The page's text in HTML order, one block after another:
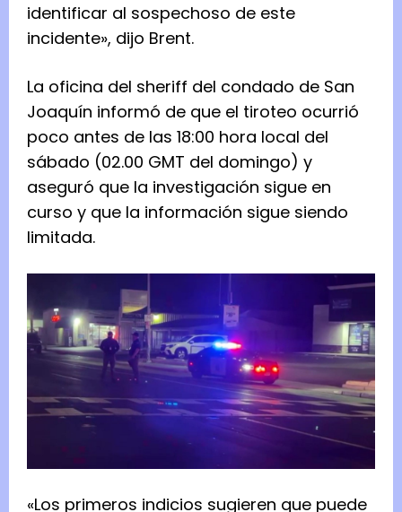
identificar al sospechoso de este
incidente», dijo Brent.
La oficina del sheriff del condado de San
Joaquín informó de que el tiroteo ocurrió
poco antes de las 18:00 hora local del
sábado (02.00 GMT del domingo) y
aseguró que la investigación sigue en
curso y que la información sigue siendo
limitada.
«Los primeros indicios sugieren que puede